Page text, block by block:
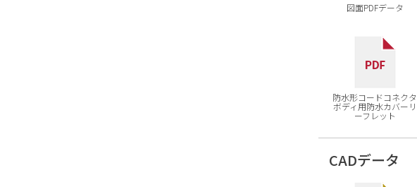
図面PDFデータ
防水形コードコネクタ
ボディ用防水カバーリ
ーフレット
CADデータ